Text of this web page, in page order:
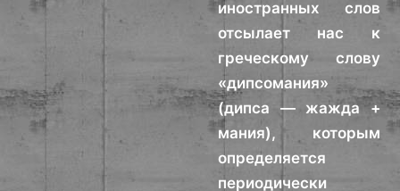
иностранных слов
отсылает нас к
греческому слову
«дипсомания»
(дипса — жажда +
мания), которым
определяется
периодически